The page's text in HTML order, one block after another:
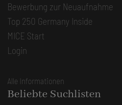
Bewerbung zur Neuaufnahme
Top 250 Germany Inside
MICE Start
Login
Alle Informationen
Beliebte Suchlisten